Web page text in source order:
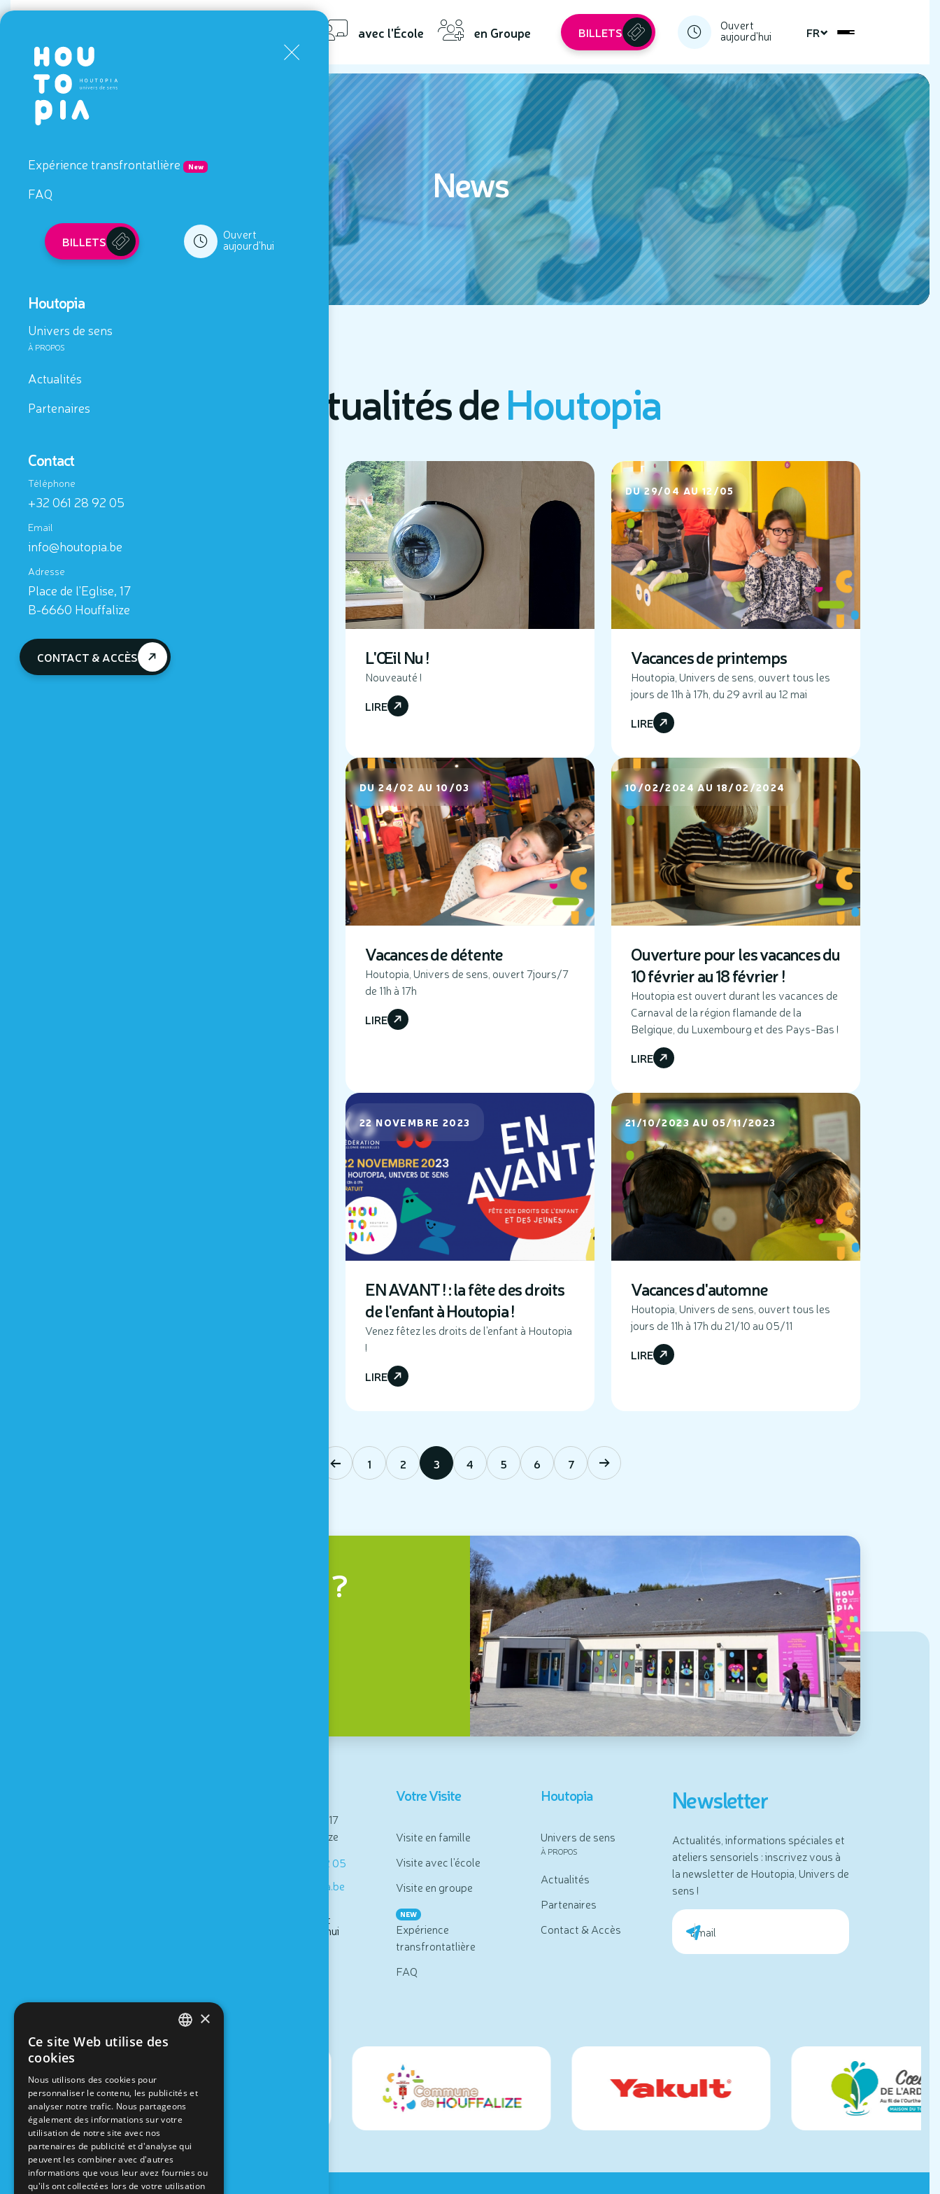
Expérience transfrontatlière New
FAQ
BILLETS Ouvert
aujourd'hui
Houtopia
Univers de sens
À PROPOS
Actualités
Partenaires
Contact
Téléphone
+32 061 28 92 05
Email
info@houtopia.be
Adresse
Place de l'Eglise, 17
B-6660 Houffalize
CONTACT & ACCÈS
avec l'École en Groupe BILLETS Ouvert
aujourd'hui FR
News
Actualités deHoutopia
Programme de l'été 2024
Houtopia, Univers de sens, ouvert 7j/7 de
L'Œil Nu !
Nouveauté !
LIRE
DU 29/04 AU 12/05
Vacances de printemps
Houtopia, Univers de sens, ouvert tous les
jours de 11h à 17h, du 29 avril au 12 mai
LIRE
DU 24/02 AU 10/03
Vacances de détente
Houtopia, Univers de sens, ouvert 7jours/7
de 11h à 17h
LIRE
10/02/2024 AU 18/02/2024
Ouverture pour les vacances du
10 février au 18 février !
Houtopia est ouvert durant les vacances de
Carnaval de la région flamande de la
Belgique, du Luxembourg et des Pays-Bas !
LIRE
22 NOVEMBRE 2023
EN AVANT ! : la fête des droits
de l'enfant à Houtopia !
Venez fêtez les droits de l'enfant à Houtopia
!
LIRE
21/10/2023 AU 05/11/2023
Vacances d'automne
Houtopia, Univers de sens, ouvert tous les
jours de 11h à 17h du 21/10 au 05/11
LIRE
1 2 3 4 5 6 7
Venir à Houtopia ?
Place de l'Eglise, 17
B-6660 Houffalize
+32 061 28 92 05
info@houtopia.be
Ouvert
aujourd'hui
Votre Visite
Visite en famille
Visite avec l'école
Visite en groupe
NEW
Expérience
transfrontatlière
FAQ
Houtopia
Univers de sens
À PROPOS
Actualités
Partenaires
Contact & Accès
Newsletter
Actualités, informations spéciales et
ateliers sensoriels : inscrivez vous à
la newsletter de Houtopia, Univers de
sens !
×
Ce site Web utilise des
cookies
Nous utilisons des cookies pour
personnaliser le contenu, les publicités et
analyser notre trafic. Nous partageons
également des informations sur votre
utilisation de notre site avec nos
partenaires de publicité et d'analyse qui
peuvent les combiner avec d'autres
informations que vous leur avez fournies ou
qu'ils ont collectées lors de votre utilisation